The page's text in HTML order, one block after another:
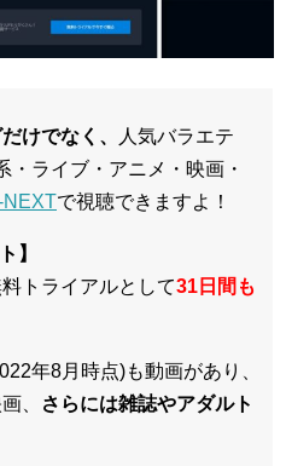
けでなく、
人気バラエテ
・ライブ・アニメ・映画・
NEXTで視聴できますよ！
】
トライアルとして31日間も
年8月時点)も動画があり、
、
さらには雑誌やアダルト